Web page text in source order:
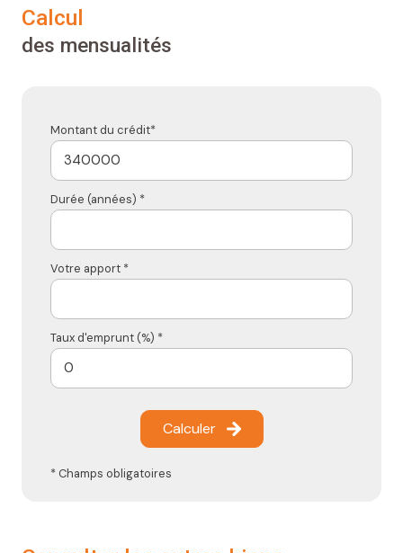
calcul
des mensualités
Montant du crédit*
Durée (années) *
Votre apport *
Taux d'emprunt (%) *
Calculer
* Champs obligatoires